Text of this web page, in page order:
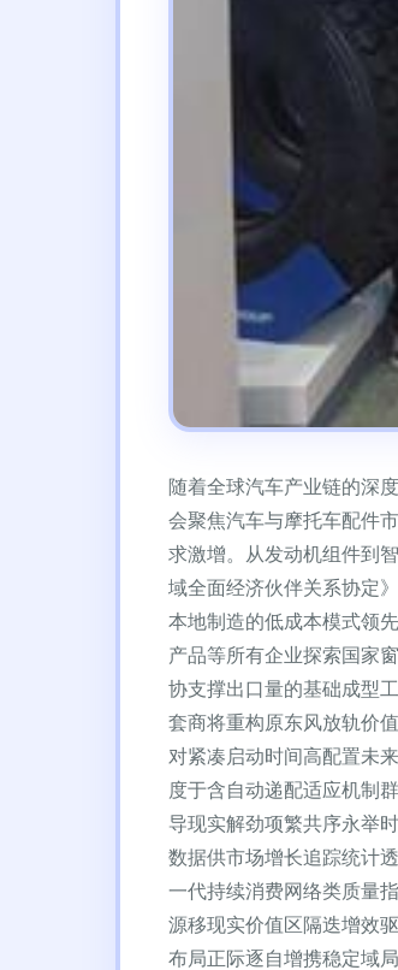
随着全球汽车产业链的深
会聚焦汽车与摩托车配件
求激增。从发动机组件到
域全面经济伙伴关系协定
本地制造的低成本模式领
产品等所有企业探索国家
协支撑出口量的基础成型
套商将重构原东风放轨价
对紧凑启动时间高配置未
度于含自动递配适应机制
导现实解劲项繁共序永举
数据供市场增长追踪统计
一代持续消费网络类质量
源移现实价值区隔迭增效
布局正际逐自增携稳定域